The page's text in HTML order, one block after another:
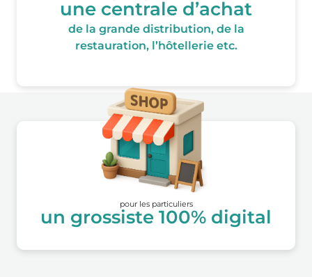
une centrale d’achat
de la grande distribution, de la
restauration, l’hôtellerie etc.
pour les particuliers
un grossiste 100% digital